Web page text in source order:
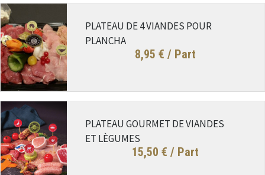
PLATEAU DE 4 VIANDES POUR
PLANCHA
8,95 € / Part
PLATEAU GOURMET DE VIANDES
ET LÈGUMES
15,50 € / Part